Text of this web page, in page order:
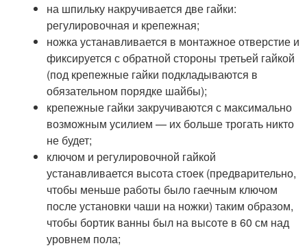
на шпильку накручивается две гайки:
регулировочная и крепежная;
ножка устанавливается в монтажное отверстие и
фиксируется с обратной стороны третьей гайкой
(под крепежные гайки подкладываются в
обязательном порядке шайбы);
крепежные гайки закручиваются с максимально
возможным усилием — их больше трогать никто
не будет;
ключом и регулировочной гайкой
устанавливается высота стоек (предварительно,
чтобы меньше работы было гаечным ключом
после установки чаши на ножки) таким образом,
чтобы бортик ванны был на высоте в 60 см над
уровнем пола;